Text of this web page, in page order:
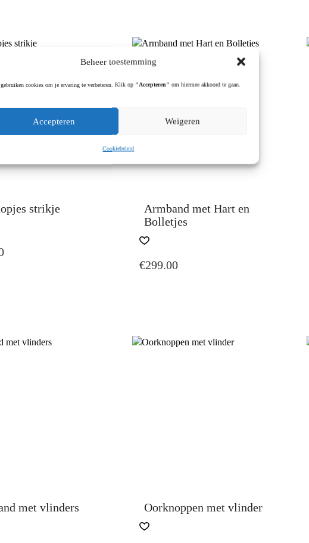
Beheer toestemming
cookies om je ervaring te verbeteren. Klik op "Accepteren" om hiermee akkoord te gaan.
Accepteren Weigeren
Cookiebeleid
strikje
Armband met Hart en
Bolletjes
€299.00
met vlinders
Oorknoppen met vlinder